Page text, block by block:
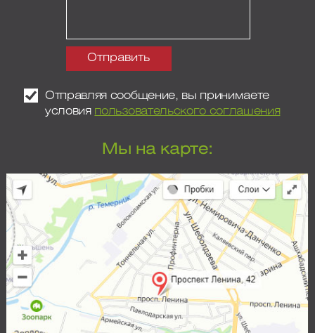
Отправляя сообщение, вы принимаете
условия пользовательского соглашения
Мы на карте: